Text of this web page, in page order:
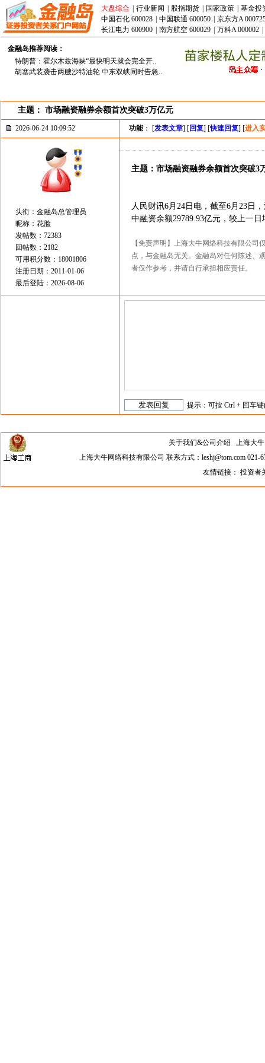
大盘综合 行业新闻 股指期货 国家政策
基金投
中国石化 600028
中国联通 600050
京东方A
长江电力 600900
南方航空 600029 万科A 000002
金融岛推荐阅读：
特朗普：霍尔木兹海峡“最快明天就会完全开..
胡塞武装袭击两艘沙特油轮 中东双峡同时告急..
主题： 市场融资融券余额首次突破3万亿元
2026-06-24 10:09:52 功能： [发表文章] [回复] [快速回复] [进入
头衔：金融岛总管理员
昵称：花脸
发帖数：72383
回帖数：2182
可用积分数：18001806
注册日期：2011-01-06
最后登陆：2026-08-06
主题：市场融资融券余额首次突破3
人民财讯6月24日电，截至6月23日
中融资余额29789.93亿元，较上一日
【免责声明】上海大牛网络科技有限公
点，与金融岛无关。金融岛对任何陈述、
者仅作参考，并请自行承担相应责任。
提示：可按 Ctrl + 回车
关于我们&公司介绍 上海大牛
上海大牛网络科技有限公司 联系方式：leshj@tom.com
友情链接：投资者